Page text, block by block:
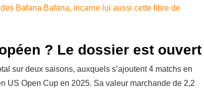
Bafana Bafana, incarne lui aussi cette fibre de
? Le dossier est ouvert
sur deux saisons, auxquels s’ajoutent 4 matchs en
US Open Cup en 2025. Sa valeur marchande de 2,2